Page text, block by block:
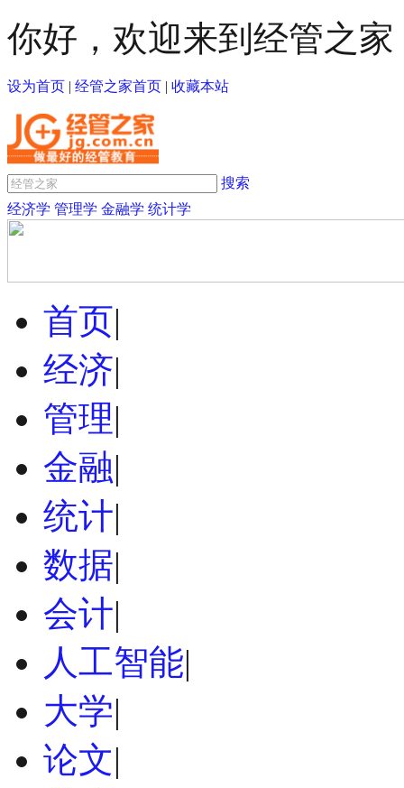
你好，欢迎来到经管之家
设为首页 | 经管之家首页 | 收藏本站
搜索
经济学 管理学 金融学 统计学
首页|
经济|
管理|
金融|
统计|
数据|
会计|
人工智能|
大学|
论文|